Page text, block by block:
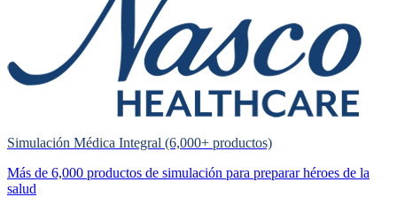
Simulación Médica Integral (6,000+ productos)
Más de 6,000 productos de simulación para preparar héroes de la
salud